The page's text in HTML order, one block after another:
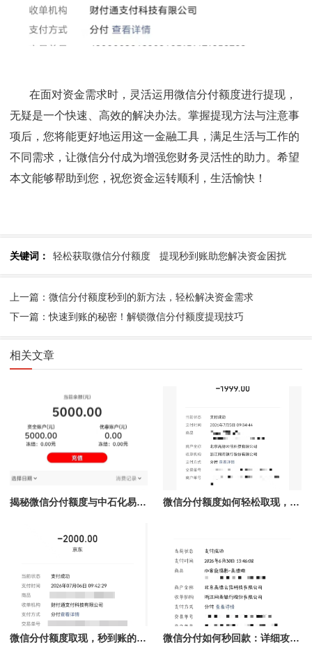
在面对资金需求时，灵活运用微信分付额度进行提现，
无疑是一个快速、高效的解决办法。掌握提现方法与注意事
项后，您将能更好地运用这一金融工具，满足生活与工作的
不同需求，让微信分付成为增强您财务灵活性的助力。希望
本文能够帮助到您，祝您资金运转顺利，生活愉快！
关键词： 轻松获取微信分付额度 提现秒到账助您解决资金困扰
上一篇：微信分付额度秒到的新方法，轻松解决资金需求
下一篇：快速到账的秘密！解锁微信分付额度提现技巧
相关文章
揭秘微信分付额度与中石化易捷加油的完美结合，秒提现让你掌控财务自由！ 微信分付额度如何轻松取现，秒到账技巧全解析！
微信分付额度取现，秒到账的实现与技巧 微信分付如何秒回款：详细攻略与常见问题解答